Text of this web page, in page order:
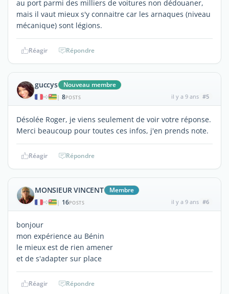
au port parmi des milliers de voitures non dédouaner,
mais il vaut mieux s'y connaitre car les arnaques (niveau
mécanique) sont légions.
Réagir Répondre
guccys Nouveau membre
| 8POSTS il y a 9 ans #5
Désolée Roger, je viens seulement de voir votre réponse.
Merci beaucoup pour toutes ces infos, j'en prends note.
Réagir Répondre
MONSIEUR VINCENT Membre
| 16POSTS il y a 9 ans #6
bonjour
mon expérience au Bénin
le mieux est de rien amener
et de s'adapter sur place
Réagir Répondre